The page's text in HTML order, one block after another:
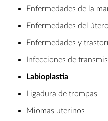
Enfermedades de la
Enfermedades del
Enfermedades y
Infecciones de
Labioplastia
Ligadura de trompas
Miomas uterinos